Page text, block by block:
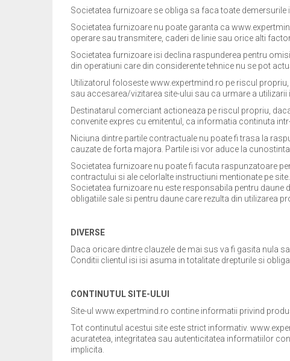
Societatea furnizoare se obliga sa faca toate
Societatea furnizoare nu poate garanta ca
operare sau transmitere, caderi de linie sau orice alti
Societatea furnizoare isi declina raspunderea pentru
din operatiuni care din considerente tehnice nu se pot
Utilizatorul foloseste www.expertmind.ro pe riscul
sau accesarea/vizitarea site-ului sau ca urmare a utilizarii
Destinatarul comerciant actioneaza pe riscul propriu,
convenite expres cu emitentul, ca informatia continuta
Niciuna dintre partile contractuale nu poate fi trasa la
cauzate de forta majora. Partile isi vor aduce la
Societatea furnizoare nu poate fi facuta raspunzatoare
contractului si ale celorlalte instructiuni mentionate pe
Societatea furnizoare nu este responsabila pentru daune
obligatiile sale si pentru daune care rezulta din utilizarea
DIVERSE
Daca oricare dintre clauzele de mai sus va fi gasita nula
Conditii clientul isi isi asuma in totalitate drepturile si
CONTINUTUL SITE-ULUI
Site-ul www.expertmind.ro contine informatii privind
Tot continutul acestui site este strict informativ.
acuratetea, integritatea sau autenticitatea informatiilor
implicita.